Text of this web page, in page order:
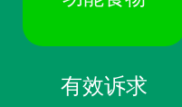
有效诉求